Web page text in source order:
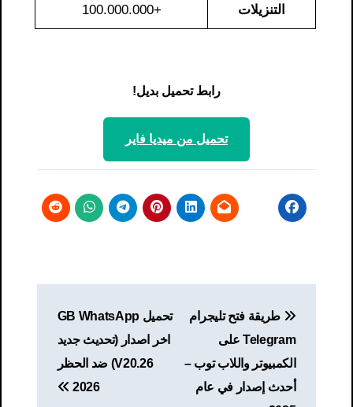
التنزيلات +100.000.000
رابط تحميل بديل!
تحميل من ميديا ​​فاير
المقالات
طريقة فتح تليجرام
Telegram على
الكمبيوتر واللاب توب –
أحدث إصدار في عام
تحميل GB WhatsApp
اخر اصدار (تحديث جديد
V20.26) ضد الحظر
2026